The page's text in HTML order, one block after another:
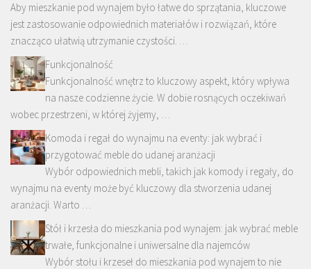
Aby mieszkanie pod wynajem było łatwe do sprzątania, kluczowe
jest zastosowanie odpowiednich materiałów i rozwiązań, które
znacząco ułatwią utrzymanie czystości. …
Funkcjonalność
Funkcjonalność wnętrz to kluczowy aspekt, który wpływa
na nasze codzienne życie. W dobie rosnących oczekiwań
wobec przestrzeni, w której żyjemy, …
Komoda i regał do wynajmu na eventy: jak wybrać i
przygotować meble do udanej aranżacji
Wybór odpowiednich mebli, takich jak komody i regały, do
wynajmu na eventy może być kluczowy dla stworzenia udanej
aranżacji. Warto …
Stół i krzesła do mieszkania pod wynajem: jak wybrać meble
trwałe, funkcjonalne i uniwersalne dla najemców
Wybór stołu i krzeseł do mieszkania pod wynajem to nie